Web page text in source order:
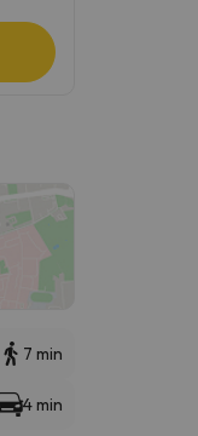
7 min
4 min